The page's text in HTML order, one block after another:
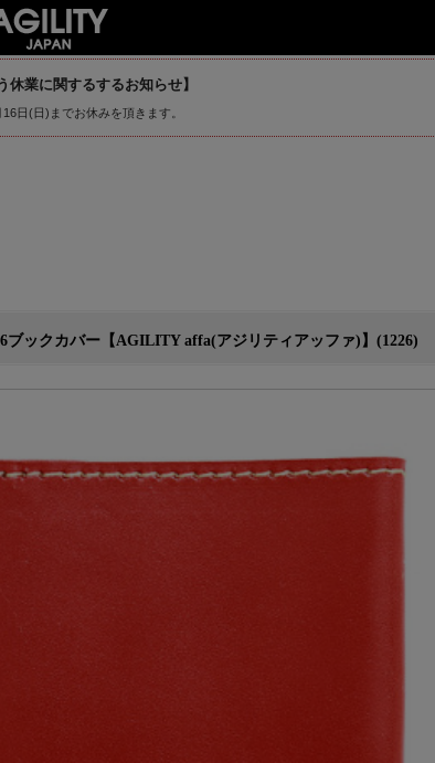
休業に関するするお知らせ】
日(日)までお休みを頂きます。
ブックカバー【AGILITY affa(アジリティアッファ)】(1226)